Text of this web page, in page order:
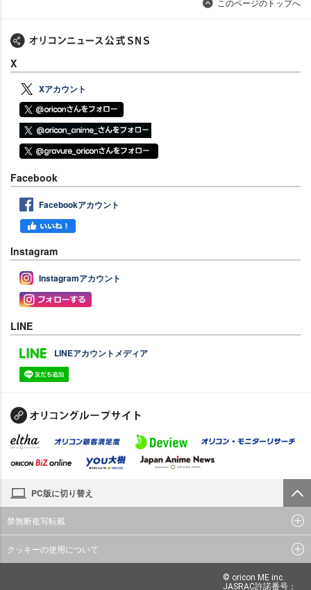
このページのトップへ
X
Xアカウント
Facebook
Facebookアカウント
Instagram
Instagramアカウント
LINE
LINEアカウントメディア
PC版に切り替え
禁無断複写転載
クッキーの使用について
© oricon ME inc.
JASRAC許諾番号：